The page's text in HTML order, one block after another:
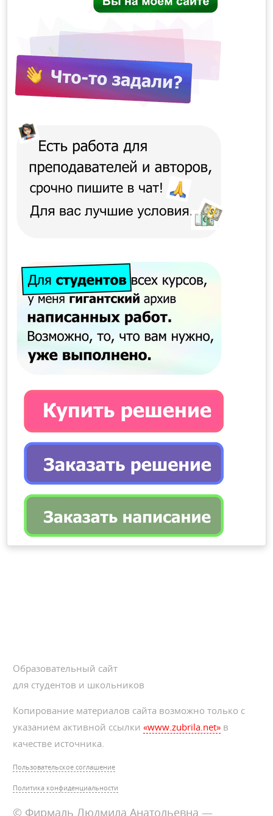
Образовательный сайт
для студентов и школьников
Копирование материалов сайта возможно только с
указанием активной ссылки«www.zubrila.net» в
качестве источника.
Пользовательское соглашение
Политика конфиденциальности
© Фирмаль Людмила Анатольевна —